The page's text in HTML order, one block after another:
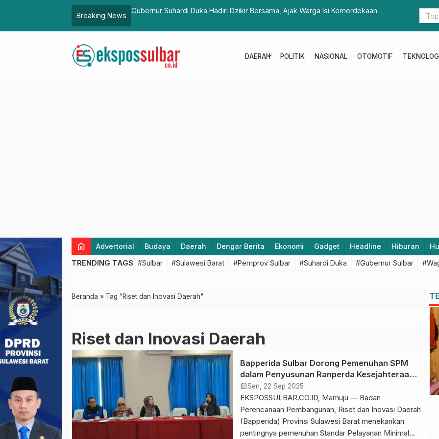
Breaking News
Pasangkayu Tuan Rumah Hari Peduli Sampah Nasional Bank
DAERAH
expand_more POLITIK NASIONAL OTOMOTIF
home Advertorial Budaya Daerah Dengar Berita Ekonomi Gadget Headline Hiburan
TRENDING TAGS #Sulbar #Sulawesi Barat #Pemprov Sulbar #Suhardi Duka #Gubernur Sulbar
Beranda » Tag "Riset dan Inovasi Daerah"
Riset dan Inovasi Daerah
Bapperida Sulbar Dorong Pemenuhan SPM
dalam Penyusunan Ranperda Kesejahteraan
Sosial
calendar_monthSen, 22 Sep 2025
EKSPOSSULBAR.CO.ID, Mamuju — Badan
Perencanaan Pembangunan, Riset dan Inovasi Daerah
(Bapperida) Provinsi Sulawesi Barat menekankan
pentingnya pemenuhan Standar Pelayanan Minimal